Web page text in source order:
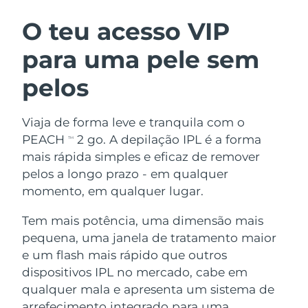
O teu acesso VIP
para uma pele sem
pelos
Viaja de forma leve e tranquila com o
PEACHTM
2 go. A depilação IPL é a forma
mais rápida simples e eficaz de remover
pelos a longo prazo - em qualquer
momento, em qualquer lugar.
Tem mais potência, uma dimensão mais
pequena, uma janela de tratamento maior
e um flash mais rápido que outros
dispositivos IPL no mercado, cabe em
qualquer mala e apresenta um sistema de
Limpeza facial
Anti-aging massage
LUNA™ 4 Plus
Massage, LED heating
LUNA™ 4 Men
For men, anti-aging massage
Microcurrent toning
BEAR™ 2 go
Microcurrent toning on-the-go
BEAR™ 2 eyes & lips
Microcurrent line smoothing device
Hidratação
UFO™ 3 kit
UFO™ 3 LED
Near-infrared and red light therapy
device
Cuidado oral
issa™ 4
issa™ 4 plus
Smart hybrid silicone sonic toothbrush
FAQ™
Antienvelhecimento
NEW
Áustria Entrega prevista
Barein Entrega prevista8/10/26
Bélgica
Bermudas Entrega prevista
Bósnia e
Herzegovina
Entrega prevista8/12/26
Brunei Entrega prevista
Canadá Entrega prevista
Chile Entrega prevista8/13/26